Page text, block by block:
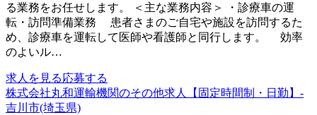
る業務をお任せします。 ＜主な業務内容＞ ・診療車の運
転・訪問準備業務 患者さまのご自宅や施設を訪問するた
め、診療車を運転して医師や看護師と同行します。 効率
のよいル…
求人を見る応募する
株式会社丸和運輸機関のその他求人【固定時間制・日勤】-
吉川市(埼玉県)